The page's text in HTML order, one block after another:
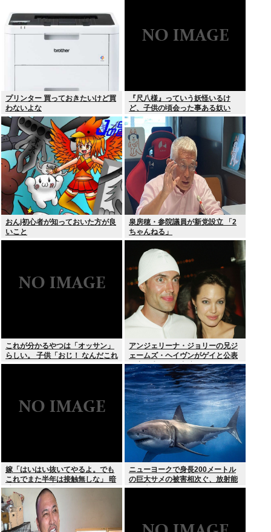
プリンター 買っておきたいけど買
わないよな
『尺八様』っていう妖怪いるけ
ど、子供の頃会った事ある奴い
る？？
おんj初心者が知っておいた方が良
いこと
泉房穂・参院議員が新党設立 「2
ちゃんねる」
これが分かるやつは「オッサン」
らしい。 子供「おじ！ なんだこれ
は！」
アンジェリーナ・ジョリーの兄ジ
ェームズ・ヘイヴンがゲイと公表
元妻の生配信に出演しカミングア
ウト ヤフコメ「顔見ればわかる」
嫁「はいはい抜いてやるよ。でも
これでまた半年は接触無しな」 暗
黙のこれツラ過ぎるだろ
ニューヨークで身長200メートル
の巨大サメの被害相次ぐ、放射能
で巨大化した恐れ、Yahooニュー